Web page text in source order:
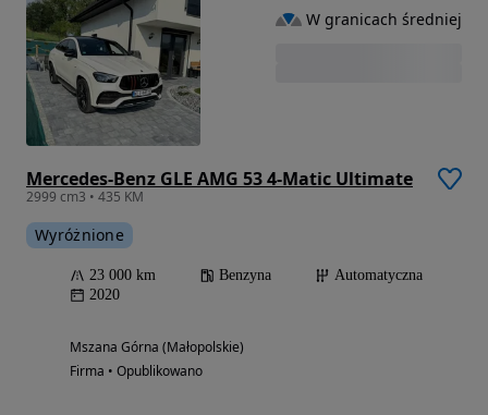
Mercedes-Benz GLE AMG 53 4-Matic Ultimate
2999 cm3 • 435 KM
Wyróżnione
23 000 km Benzyna
Automatyczna
2020
Mszana Górna (Małopolskie)
Firma • Opublikowano
W granicach średniej